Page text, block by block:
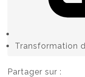
Transformation
Partager sur :